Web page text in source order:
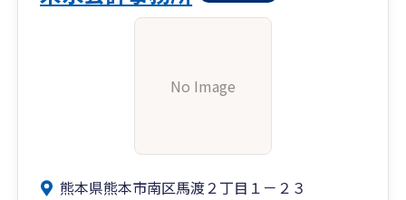
No Image
熊本県熊本市南区馬渡２丁目１－２３